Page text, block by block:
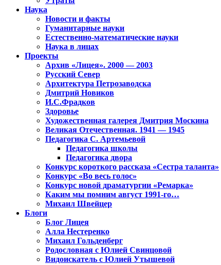
Наука
Новости и факты
Гуманитарные науки
Естественно-математические науки
Наука в лицах
Проекты
Архив «Лицея». 2000 — 2003
Русский Север
Архитектура Петрозаводска
Дмитрий Новиков
И.С.Фрадков
Здоровье
Художественная галерея Дмитрия Москина
Великая Отечественная. 1941 — 1945
Педагогика С. Артемьевой
Педагогика школы
Педагогика двора
Конкурс короткого рассказа «Сестра таланта»
Конкурс «Во весь голос»
Конкурс новой драматургии «Ремарка»
Каким мы помним август 1991-го…
Михаил Швейцер
Блоги
Блог Лицея
Алла Нестеренко
Михаил Гольденберг
Родословная с Юлией Свинцовой
Видоискатель с Юлией Утышевой